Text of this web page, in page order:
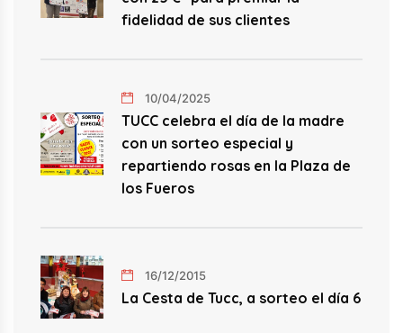
fidelidad de sus clientes
10/04/2025
TUCC celebra el día de la madre
con un sorteo especial y
repartiendo rosas en la Plaza de
los Fueros
16/12/2015
La Cesta de Tucc, a sorteo el día 6